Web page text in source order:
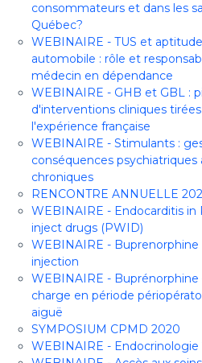
consommateurs et dans les
Québec?
WEBINAIRE - TUS et
automobile : rôle et
médecin en dépendance
WEBINAIRE - GHB et GBL :
d'interventions cliniques
l'expérience française
WEBINAIRE - Stimulants :
conséquences psychiatriques
chroniques
RENCONTRE ANNUELLE
WEBINAIRE - Endocarditis in
inject drugs (PWID)
WEBINAIRE -
injection
WEBINAIRE - Buprénorphine
charge en période
aiguë
SYMPOSIUM CPMD 2020
WEBINAIRE - Endocrinologie